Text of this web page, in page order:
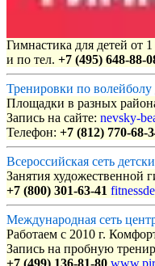
Гимнастика для детей от
и по тел. +7 (495) 648-88-
Тренировки по волейболу
Площадки в разных
Запись на сайте: nevsky-
Телефон: +7 (812) 770-68-
Всероссийская сеть
Занятия художественной
+7 (800) 301-63-41
Международная сеть
Работаем с 2010 г.
Запись на пробную